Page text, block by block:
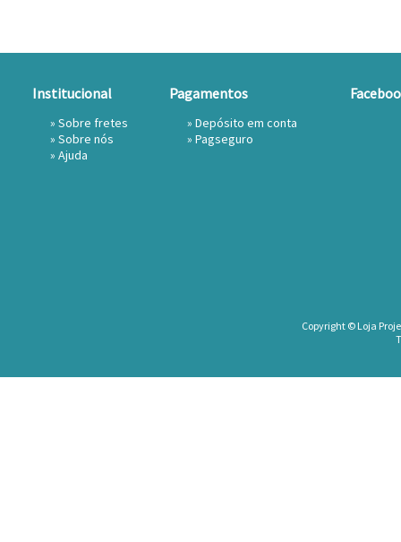
Institucional
» Sobre fretes
» Sobre nós
» Ajuda
Pagamentos
» Depósito em conta
» Pagseguro
Copyright © Loja